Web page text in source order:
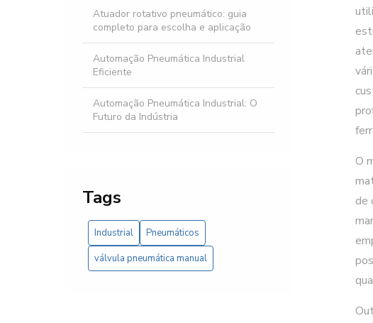
Atuador rotativo pneumático: guia
completo para escolha e aplicação
Automação Pneumática Industrial
Eficiente
Automação Pneumática Industrial: O
Futuro da Indústria
Bomba Centrífuga Industrial: O Guia
Completo
Bomba hidráulica industrial é essencial
para eficiência e produtividade em
Tags
Industrial
Pneumáticos
válvula pneumática manual
O
de